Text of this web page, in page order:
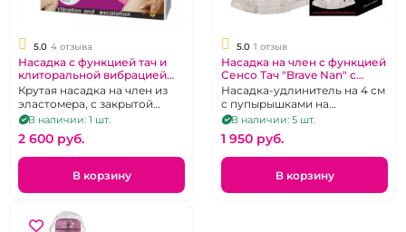
5.0 4 отзыва
Насадка с функцией тач и
клиторальной вибрацией
«Ultimate» Сенсо Тач
Крутая насадка на член из
эластомера, с закрытой
головкой, два вибратора
В наличии: 1 шт.
2 600 pуб.
В корзину
5.0 1 отзыв
Насадка на член с функцией
Сенсо Тач "Brave Nan" с
вибрацией в головке
Насадка-удлинитель на 4 см
с пупырышками на
поверхности
В наличии: 5 шт.
1 950 pуб.
В корзину